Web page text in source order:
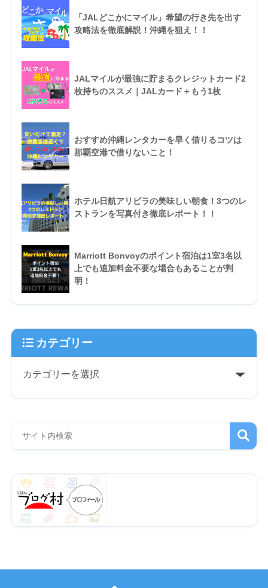
「JALどこかにマイル」希望の行き先を出す
攻略法を徹底解説！沖縄を狙え！！
JALマイルが最強に貯まるクレジットカード2
枚持ちのススメ｜JALカード＋もう1枚
おすすめ沖縄レンタカーを早く借りるコツは
那覇空港で借りないこと！
ホテル日航アリビラの美味しい朝食！3つのレ
ストランを写真付き徹底レポート！！
Marriott Bonvoyのポイント宿泊は1室3名以
上でも追加料金不要な場合もあることが判
明！
カテゴリー